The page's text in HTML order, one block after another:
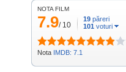
NOTA FILM
7.9/ 10
19 păreri
101 voturi
Nota IMDB: 7.1